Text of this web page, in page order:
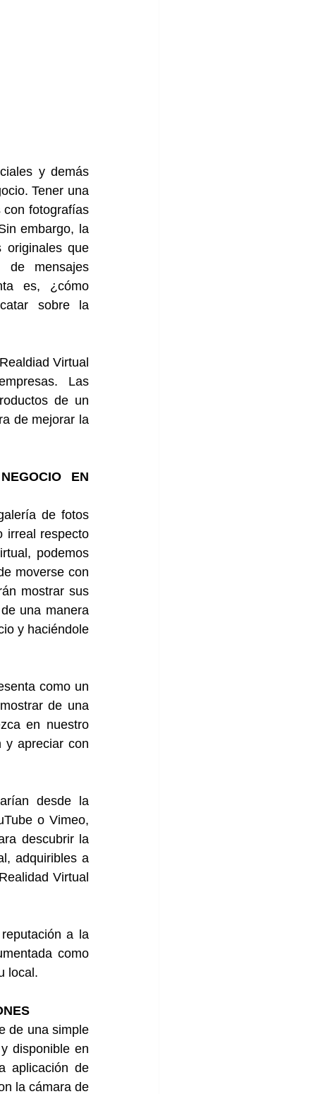
Tener una
con fotografías
embargo, la
originales que
de mensajes
es, ¿cómo
sobre la
Virtual
Las
de un
de mejorar la
EN
de fotos
irreal respecto
podemos
moverse con
mostrar sus
una manera
y haciéndole
como un
de una
en nuestro
y apreciar con
desde la
o Vimeo,
descubrir la
adquiribles a
Virtual
a la
como
local.
de una simple
disponible en
aplicación de
la cámara de